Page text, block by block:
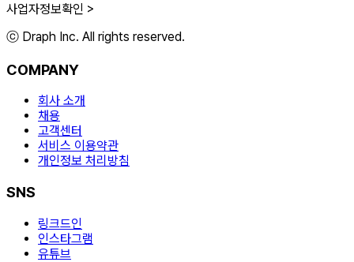
사업자정보확인 >
ⓒ Draph Inc. All rights reserved.
COMPANY
회사 소개
채용
고객센터
서비스 이용약관
개인정보 처리방침
SNS
링크드인
인스타그램
유튜브